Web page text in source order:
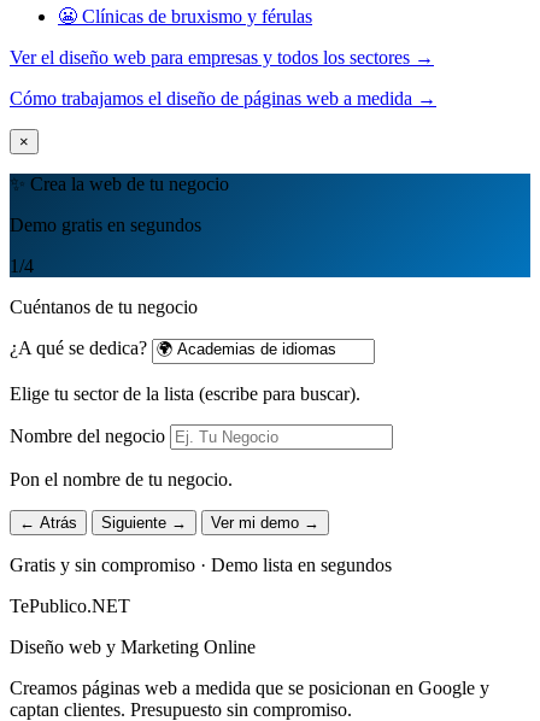
😬 Clínicas de bruxismo y férulas
Ver el diseño web para empresas y todos los sectores →
Cómo trabajamos el diseño de páginas web a medida →
×
✨ Crea la web de tu negocio
Demo gratis en segundos
1/4
Cuéntanos de tu negocio
¿A qué se dedica?
Elige tu sector de la lista (escribe para buscar).
Nombre del negocio
Pon el nombre de tu negocio.
← Atrás Siguiente → Ver mi demo →
Gratis y sin compromiso · Demo lista en segundos
TePublico.NET
Diseño web y Marketing Online
Creamos páginas web a medida que se posicionan en Google y
captan clientes. Presupuesto sin compromiso.